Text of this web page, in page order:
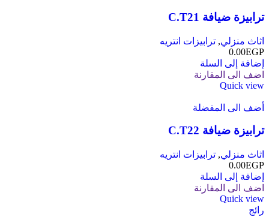
ترابيزة ضيافة C.T21
اثاث منزلي, ترابيزات انتريه
0.00EGP
إضافة إلى السلة
اضف الى المقارنة
Quick view
أضف الى المفضلة
ترابيزة ضيافة C.T22
اثاث منزلي, ترابيزات انتريه
0.00EGP
إضافة إلى السلة
اضف الى المقارنة
Quick view
رائج